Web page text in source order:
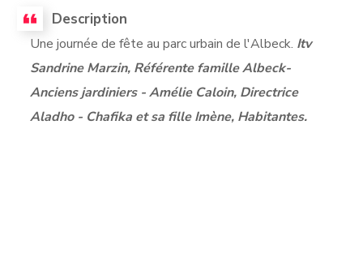
Description
Une journée de fête au parc urbain de l'Albeck. Itv
Sandrine Marzin, Référente famille Albeck-
Anciens jardiniers - Amélie Caloin, Directrice
Aladho - Chafika et sa fille Imène, Habitantes.